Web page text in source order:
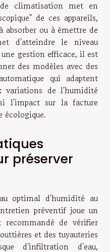
climatisation met en
de ces appareils,
absorber ou à émettre de
d'atteindre le niveau
gestion efficace, il est
des modèles avec des
qui adaptent
variations de l'humidité
l'impact sur la facture
préserver
optimal d'humidité au
préventif joue un
de vérifier
et des tuyauteries
d'infiltration d'eau,